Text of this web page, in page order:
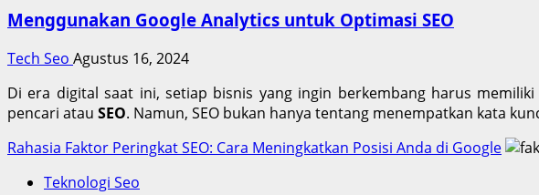
Menggunakan Google Analytics untuk Optimasi SEO
Tech Seo Agustus 16, 2024
Di era digital saat ini, setiap bisnis yang ingin berkembang harus
pencari atau SEO. Namun, SEO bukan hanya tentang menempatkan kata
Rahasia Faktor Peringkat SEO: Cara Meningkatkan Posisi Anda di Google
Teknologi Seo